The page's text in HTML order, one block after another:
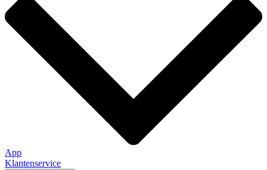
App
Klantenservice